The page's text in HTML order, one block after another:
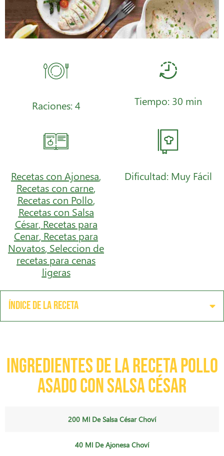
Raciones: 4 Tiempo: 30 min
Recetas con Ajonesa,
Recetas con carne,
Recetas con Pollo,
Recetas con Salsa
César, Recetas para
Cenar, Recetas para
Novatos, Seleccion de
recetas para cenas
ligeras
Dificultad: Muy Fácil
Índice de la receta
Ingredientes de la receta Pollo
Asado con Salsa César
200 Ml De Salsa César Choví
40 Ml De Ajonesa Choví